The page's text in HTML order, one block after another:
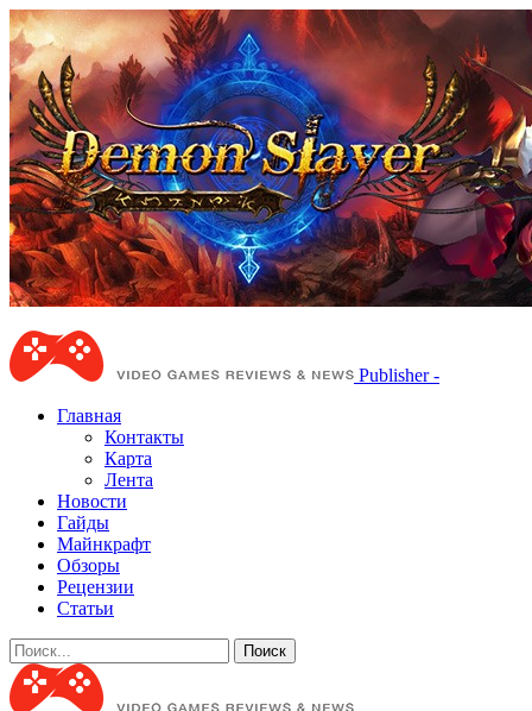
Publisher -
Главная
Контакты
Карта
Лента
Новости
Гайды
Майнкрафт
Обзоры
Рецензии
Статьи